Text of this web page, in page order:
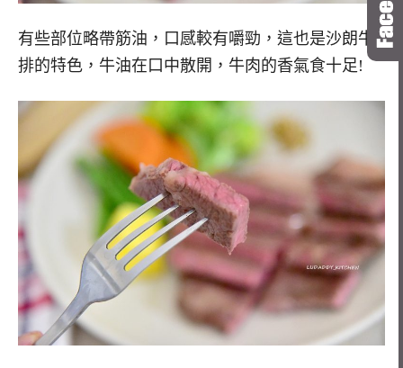
有些部位略帶筋油，口感較有嚼勁，這也是沙朗牛
排的特色，牛油在口中散開，牛肉的香氣食十足!